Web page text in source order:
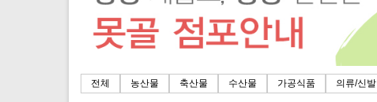
전체 농산물 축산물 수산물 가공식품 의류/신발